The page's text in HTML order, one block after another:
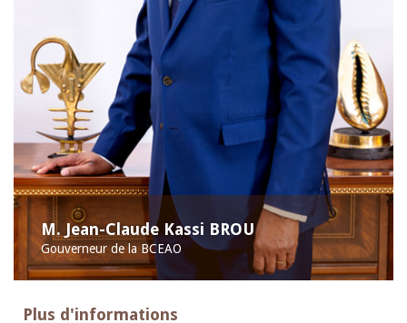
M. Jean-Claude Kassi BROU
Gouverneur de la BCEAO
Plus d'informations